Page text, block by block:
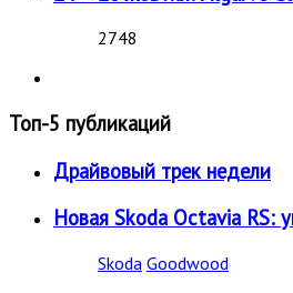
2748
Топ-5 публикаций
Драйвовый трек недели
Новая Skoda Octavia RS:
Skoda Goodwood